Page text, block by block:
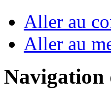
Aller au
Aller au
Navigation